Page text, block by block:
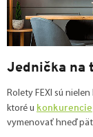
Jednička na
Rolety FEXI sú
ktoré u konkurencie
vymenovať hneď